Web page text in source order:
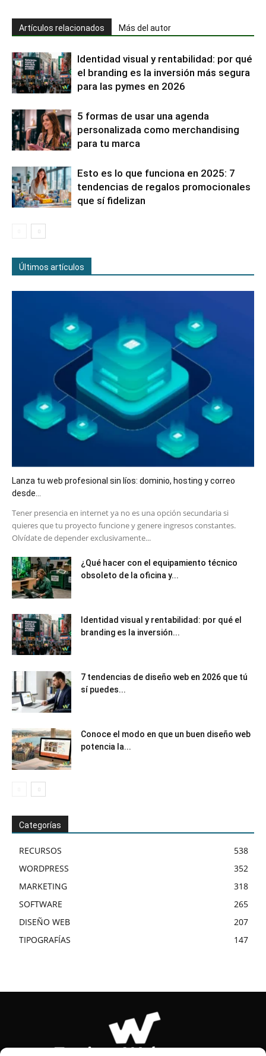
Artículos relacionados Más del autor
Identidad visual y rentabilidad: por qué
el branding es la inversión más segura
para las pymes en 2026
5 formas de usar una agenda
personalizada como merchandising
para tu marca
Esto es lo que funciona en 2025: 7
tendencias de regalos promocionales
que sí fidelizan
Últimos artículos
Lanza tu web profesional sin líos: dominio, hosting y correo
desde...
​Tener presencia en internet ya no es una opción secundaria si
quieres que tu proyecto funcione y genere ingresos constantes.
Olvídate de depender exclusivamente...
¿Qué hacer con el equipamiento técnico
obsoleto de la oficina y...
Identidad visual y rentabilidad: por qué el
branding es la inversión...
7 tendencias de diseño web en 2026 que tú
sí puedes...
Conoce el modo en que un buen diseño web
potencia la...
Categorías
RECURSOS
538
WORDPRESS
352
MARKETING
318
SOFTWARE
265
DISEÑO WEB
207
TIPOGRAFÍAS
147